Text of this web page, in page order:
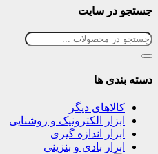
جستجو در سایت
دسته بندی ها
کالاهای دیگر
ابزار الکترونیک و روشنایی
ابزار اندازه گیری
ابزار بادی و بنزینی